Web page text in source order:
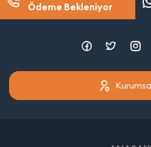
Ödeme Bekleniyor